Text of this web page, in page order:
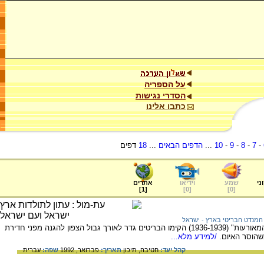
על הספריה
הסדרי נגישות
כתבו אלינו
-
7
-
8
-
9
-
10
...הדפים הבאים ...
18 דפים
שמע
[
0
]
וידיאו
[
0
]
אתרים
[
1
]
המנדט הבריטי בארץ - ישראל
בתקופת שלטון המנדט הבריטי בארץ, בזמן "המאורעות" (1936-1939) הקימו הבריטים גדר לאורך גבול הצפון להגנה מפני חדירת
האיום. /למידע מלא...
קהל יעד:חטיבה,תיכוןתאריך:פברואר, 1992 שפה:עברית